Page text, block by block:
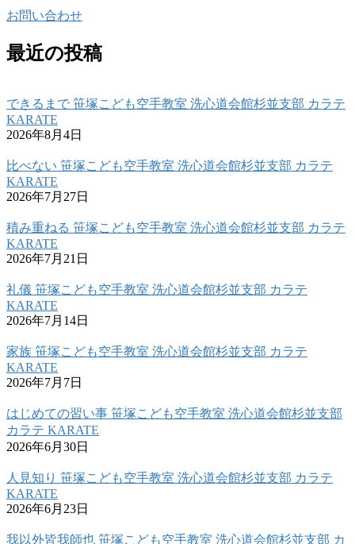
お問い合わせ
最近の投稿
できるまで 笹塚こども空手教室 洗心道会館杉並支部 カラテ
KARATE
2026年8月4日
比べない 笹塚こども空手教室 洗心道会館杉並支部 カラテ
KARATE
2026年7月27日
積み重ねる 笹塚こども空手教室 洗心道会館杉並支部 カラテ
KARATE
2026年7月21日
礼儀 笹塚こども空手教室 洗心道会館杉並支部 カラテ
KARATE
2026年7月14日
家族 笹塚こども空手教室 洗心道会館杉並支部 カラテ
KARATE
2026年7月7日
はじめての習い事 笹塚こども空手教室 洗心道会館杉並支部
カラテ KARATE
2026年6月30日
人見知り 笹塚こども空手教室 洗心道会館杉並支部 カラテ
KARATE
2026年6月23日
我以外皆我師也 笹塚こども空手教室 洗心道会館杉並支部 カ